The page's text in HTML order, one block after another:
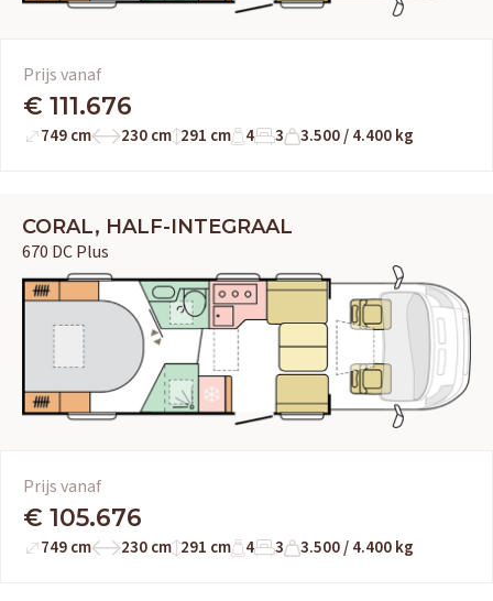
Prijs vanaf
€ 111.676
749 cm 230 cm 291 cm 4 3 3.500 / 4.400 kg
CORAL, HALF-INTEGRAAL
670 DC Plus
Prijs vanaf
€ 105.676
749 cm 230 cm 291 cm 4 3 3.500 / 4.400 kg